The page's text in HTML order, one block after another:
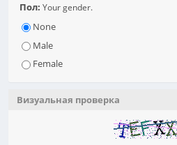
Пол: Your gender.
None
Male
Female
Визуальная проверка